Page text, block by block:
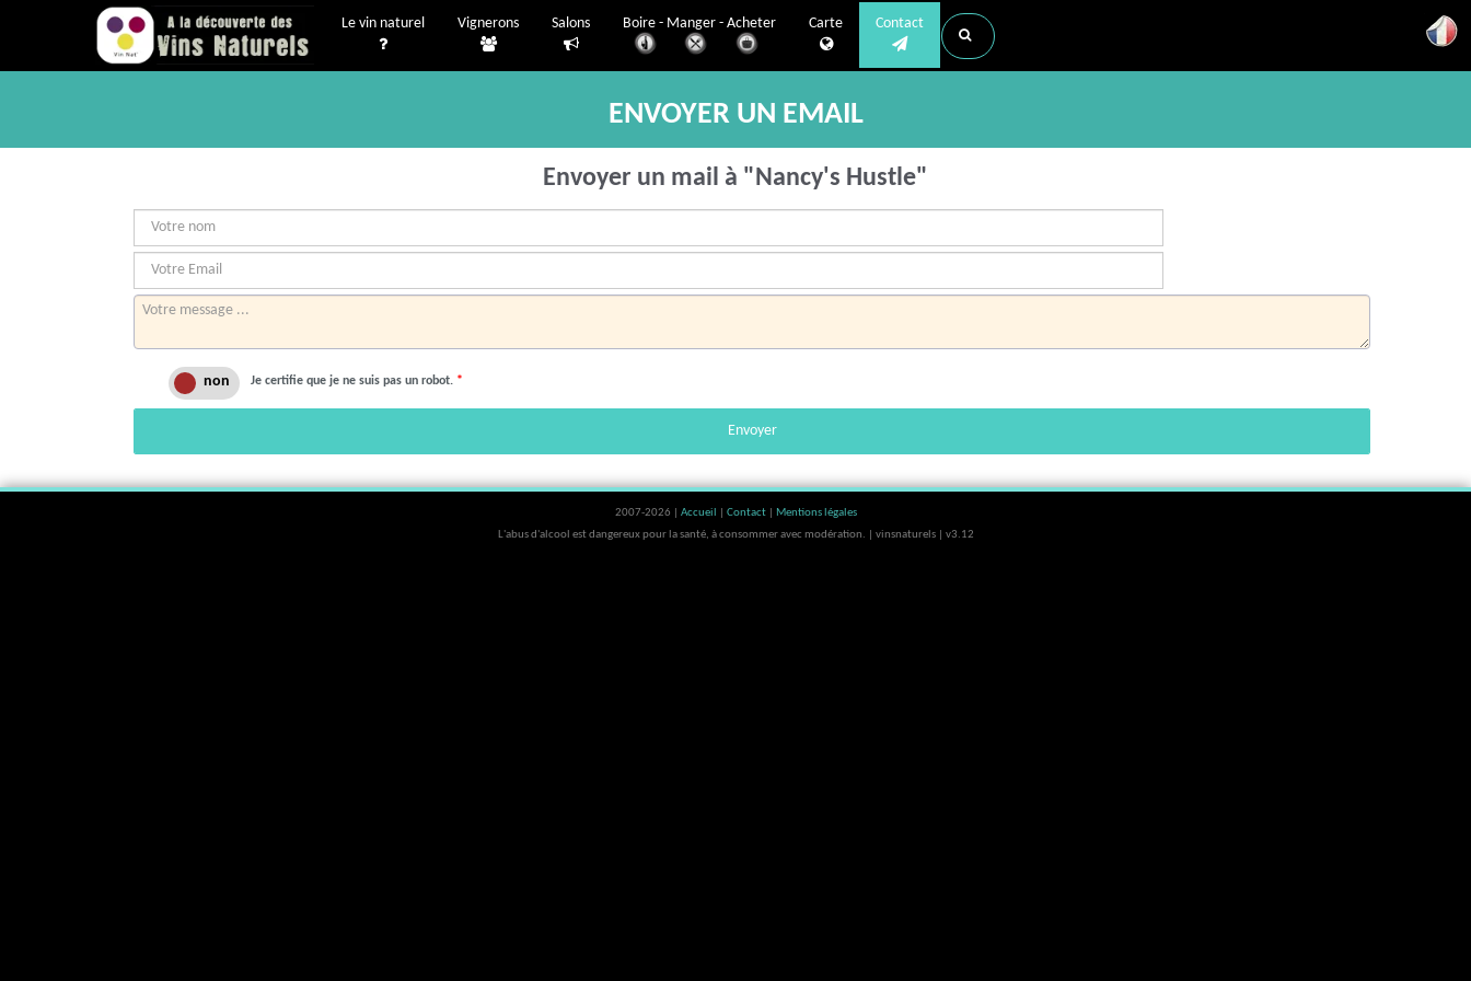
Le vin naturel Vignerons Salons Boire - Manger - Acheter Carte Contact
ENVOYER UN EMAIL
Envoyer un mail à "Nancy's Hustle"
Je certifie que je ne suis pas un robot. *
Envoyer
2007-2026 | Accueil Contact
Mentions légales
L'abus d'alcool est dangereux pour la santé, à consommer avec modération. | vinsnaturels | v3.12